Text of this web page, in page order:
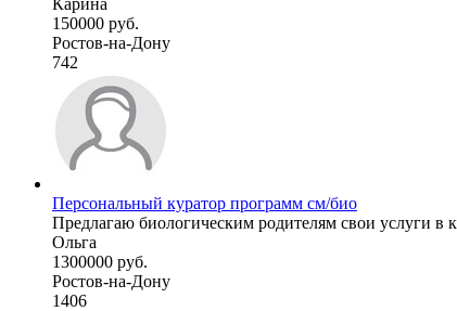
150000 руб.
Ростов-на-Дону
742
Персональный куратор программ см/био
Предлагаю биологическим родителям свои услуги в
Ольга
1300000 руб.
Ростов-на-Дону
1406